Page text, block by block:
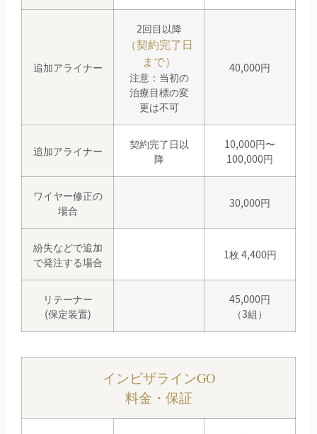
追加アライナー
2回目以降
（契約完了日
まで）
注意：当初の
治療目標の変
更は不可
40,000円
追加アライナー
契約完了日以
降
10,000円〜
100,000円
ワイヤー修正の
場合
30,000円
紛失などで追加
で発注する場合
1枚 4,400円
リテーナー
(保定装置)
45,000円
（3組）
インビザラインGO
料金・保証